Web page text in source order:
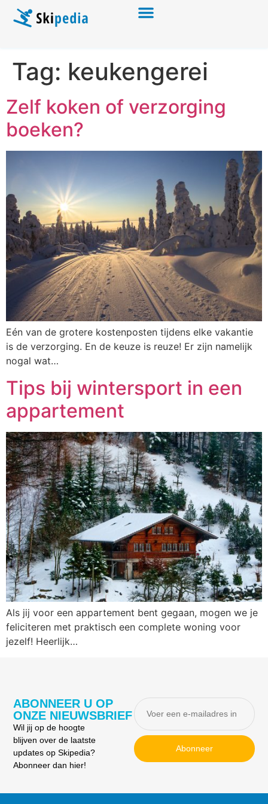
Tag: keukengerei
Zelf koken of verzorging
boeken?
Eén van de grotere kostenposten tijdens elke vakantie
is de verzorging. En de keuze is reuze! Er zijn namelijk
nogal wat…
Tips bij wintersport in een
appartement
Als jij voor een appartement bent gegaan, mogen we je
feliciteren met praktisch een complete woning voor
jezelf! Heerlijk…
ABONNEER U OP
ONZE NIEUWSBRIEF
Wil jij op de hoogte
blijven over de laatste
updates op Skipedia?
Abonneer dan hier!
Abonneer